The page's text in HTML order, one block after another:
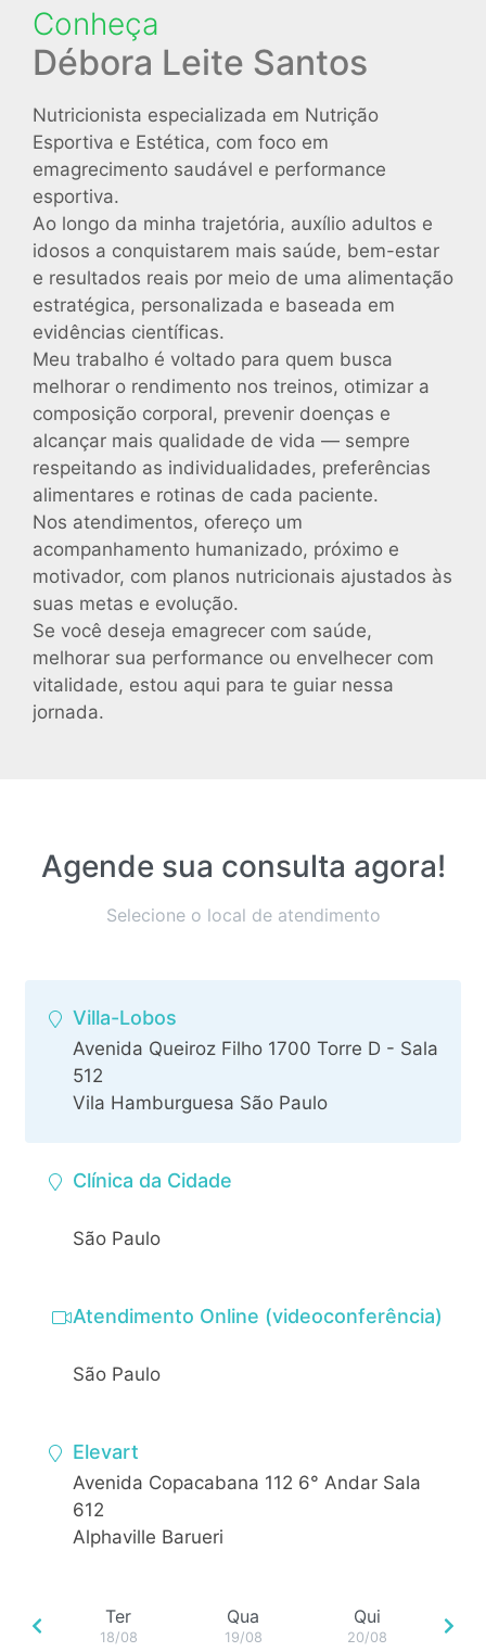
Conheça
Débora Leite Santos
Nutricionista especializada em Nutrição
Esportiva e Estética, com foco em
emagrecimento saudável e performance
esportiva.
Ao longo da minha trajetória, auxílio adultos e
idosos a conquistarem mais saúde, bem-estar
e resultados reais por meio de uma alimentação
estratégica, personalizada e baseada em
evidências científicas.
Meu trabalho é voltado para quem busca
melhorar o rendimento nos treinos, otimizar a
composição corporal, prevenir doenças e
alcançar mais qualidade de vida — sempre
respeitando as individualidades, preferências
alimentares e rotinas de cada paciente.
Nos atendimentos, ofereço um
acompanhamento humanizado, próximo e
motivador, com planos nutricionais ajustados às
suas metas e evolução.
Se você deseja emagrecer com saúde,
melhorar sua performance ou envelhecer com
vitalidade, estou aqui para te guiar nessa
jornada.
Agende sua consulta agora!
Selecione o local de atendimento
Villa-Lobos
Avenida Queiroz Filho 1700 Torre D - Sala
512
Vila Hamburguesa São Paulo
Clínica da Cidade
São Paulo
Atendimento Online (videoconferência)
São Paulo
Elevart
Avenida Copacabana 112 6° Andar Sala
612
Alphaville Barueri
Ter
18/08
Qua
19/08
Qui
20/08